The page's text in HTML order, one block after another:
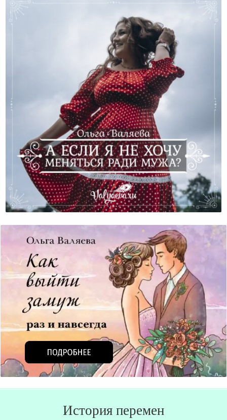
А Если Я Не Хочу Меняться Ради Мужа?
История перемен